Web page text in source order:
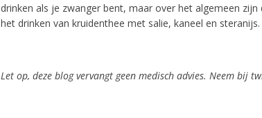
drinken als je zwanger bent, maar over het algemeen
het drinken van kruidenthee met salie, kaneel en steranijs.
Let op, deze blog vervangt geen medisch advies. Neem